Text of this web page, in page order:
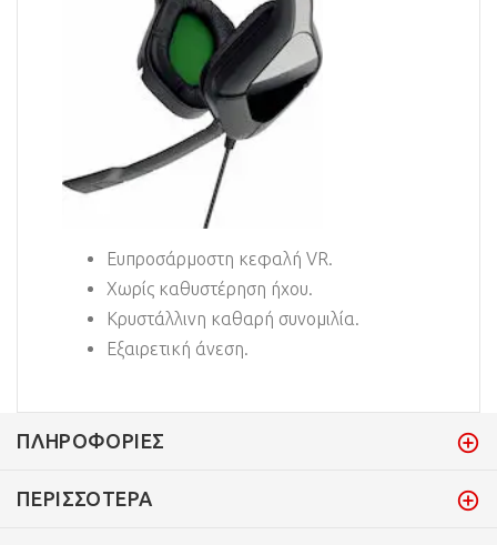
Ευπροσάρμοστη κεφαλή VR.
Χωρίς καθυστέρηση ήχου.
Κρυστάλλινη καθαρή συνομιλία.
Εξαιρετική άνεση.
ΠΛΗΡΟΦΟΡΊΕΣ
ΠΕΡΙΣΣΌΤΕΡΑ